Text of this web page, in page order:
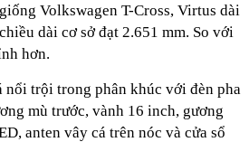
Volkswagen T-Cross, Virtus dài
dài cơ sở đạt 2.651 mm. So với
hơn.
nổi trội trong phân khúc với đèn pha
mù trước, vành 16 inch, gương
anten vây cá trên nóc và cửa sổ